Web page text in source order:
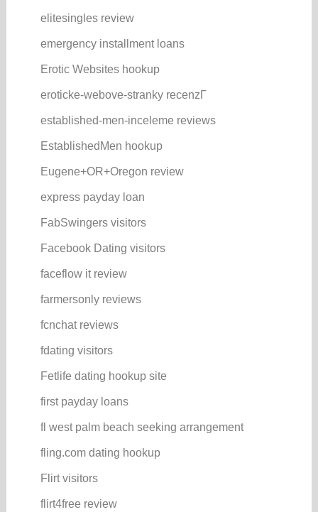
elitesingles review
emergency installment loans
Erotic Websites hookup
eroticke-webove-stranky recenzГ­
established-men-inceleme reviews
EstablishedMen hookup
Eugene+OR+Oregon review
express payday loan
FabSwingers visitors
Facebook Dating visitors
faceflow it review
farmersonly reviews
fcnchat reviews
fdating visitors
Fetlife dating hookup site
first payday loans
fl west palm beach seeking arrangement
fling.com dating hookup
Flirt visitors
flirt4free review